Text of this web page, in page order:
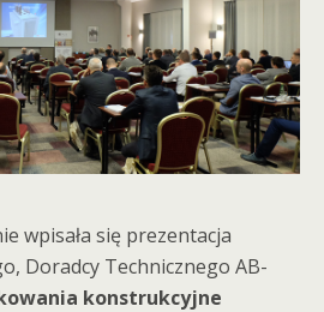
wpisała się prezentacja
Doradcy Technicznego AB-
konstrukcyjne